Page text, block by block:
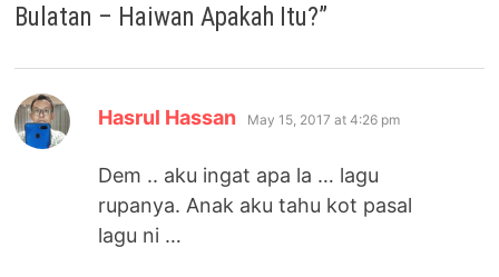
Bulatan – Haiwan Apakah Itu?”
Hasrul Hassan says:
May 15, 2017 at 4:26 pm
Dem .. aku ingat apa la … lagu
rupanya. Anak aku tahu kot pasal
lagu ni …